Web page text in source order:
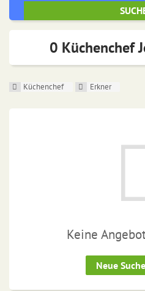
0 Küchenchef
Küchenchef Erkner
Keine
Neue